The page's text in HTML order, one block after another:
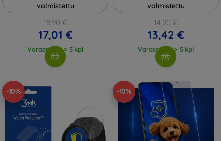
valmistettu
18,90 €
17,01 €
Varastossa > 5 kpl
valmistettu
14,90 €
13,42 €
Varastossa > 5 kpl
-10% -10%